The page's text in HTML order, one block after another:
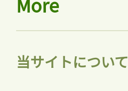
当サイトについて